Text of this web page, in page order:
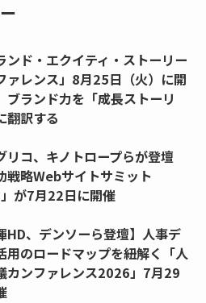
ンド・エクイティ・ストーリー
ァレンス」8月25日（火）に開
ランド力を「成長ストーリ
翻訳する
リコ、キノトロープらが登壇
戦略Webサイトサミット
が7月22日に開催
HD、デンソーら登壇】人事デ
用のロードマップを紐解く「人
カンファレンス2026」7月29